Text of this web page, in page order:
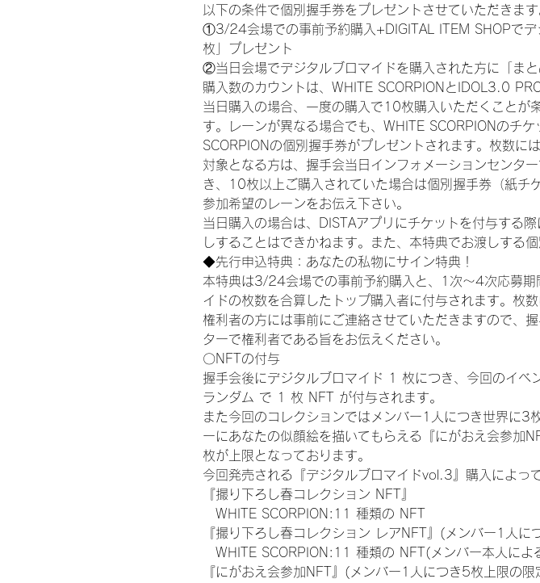
以下の条件で個別握手券をプレゼントさせていただきます
①3/24会場での事前予約購入+DIGITAL ITEM SHOPで
枚」プレゼント
②当日会場でデジタルブロマイドを購入された方に「ま
購入数のカウントは、WHITE SCORPIONとIDOL3.0
当日購入の場合、一度の購入で10枚購入いただくことが
す。レーンが異なる場合でも、WHITE SCORPIONのチ
SCORPIONの個別握手券がプレゼントされます。枚数に
対象となる方は、握手会当日インフォメーションセンタ
き、10枚以上ご購入されていた場合は個別握手券（紙チ
参加希望のレーンをお伝え下さい。
当日購入の場合は、DISTAアプリにチケットを付与する
しすることはできかねます。また、本特典でお渡しする
◆先行申込特典：あなたの私物にサイン特典！
本特典は3/24会場での事前予約購入と、1次〜4次応募
イドの枚数を合算したトップ購入者に付与されます。枚
権利者の方には事前にご連絡させていただきますので、
ターで権利者である旨をお伝えください。
〇NFTの付与
握手会後にデジタルブロマイド 1 枚につき、今回のイベ
ランダム で 1 枚 NFT が付与されます。
また今回のコレクションではメンバー1人につき世界に3
ーにあなたの似顔絵を描いてもらえる『にがおえ会参加
枚が上限となっております。
今回発売される『デジタルブロマイドvol.3』購入によっ
『撮り下ろし春コレクション NFT』
WHITE SCORPION:11 種類の NFT
『撮り下ろし春コレクション レアNFT』(メンバー1人に
WHITE SCORPION:11 種類の NFT(メンバー本人によ
『にがおえ会参加NFT』(メンバー1人につき5枚上限の限